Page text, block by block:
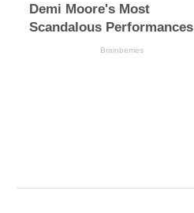
Demi Moore's Most
Scandalous Performances
Brainberries